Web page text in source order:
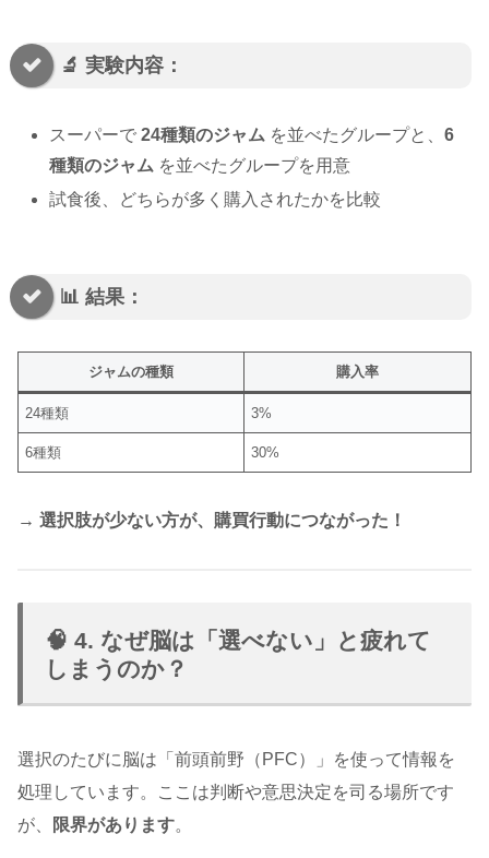
🔬 実験内容：
スーパーで24種類のジャム を並べたグループと、6
種類のジャム を並べたグループを用意
試食後、どちらが多く購入されたかを比較
📊 結果：
ジャムの種類 購入率
24種類 3%
6種類 30%
→ 選択肢が少ない方が、購買行動につながった！
🧠 4. なぜ脳は「選べない」と疲れて
しまうのか？
選択のたびに脳は「前頭前野（PFC）」を使って情報を
処理しています。ここは判断や意思決定を司る場所です
が、
限界があります。